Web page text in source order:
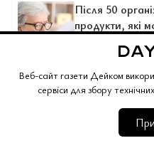
Веб-сайт газети Дейком
сервіси для збору
Після 50
продукти, які
В Україні
безкоштовних
вистачає всім